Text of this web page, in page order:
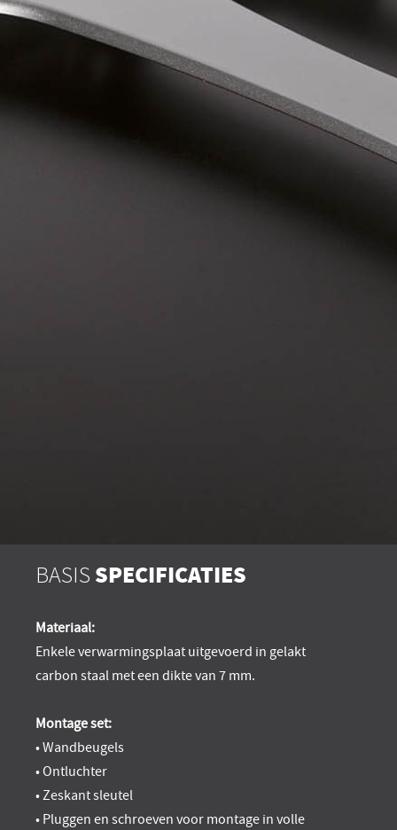
BASIS SPECIFICATIES
Materiaal:
Enkele verwarmingsplaat uitgevoerd in gelakt
carbon staal met een dikte van 7 mm.
Montage set:
• Wandbeugels
• Ontluchter
• Zeskant sleutel
• Pluggen en schroeven voor montage in volle